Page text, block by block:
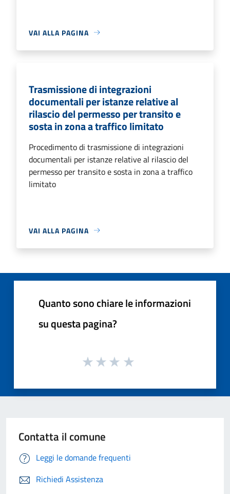
VAI ALLA PAGINA
Trasmissione di integrazioni
documentali per istanze relative al
rilascio del permesso per transito e
sosta in zona a traffico limitato
Procedimento di trasmissione di integrazioni
documentali per istanze relative al rilascio del
permesso per transito e sosta in zona a traffico
limitato
VAI ALLA PAGINA
Quanto sono chiare le informazioni
su questa pagina?
Contatta il comune
Leggi le domande frequenti
Richiedi Assistenza